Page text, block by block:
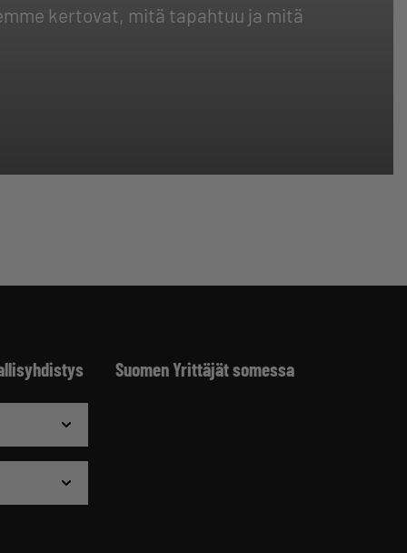
kertovat, mitä tapahtuu ja mitä
Suomen Yrittäjät somessa